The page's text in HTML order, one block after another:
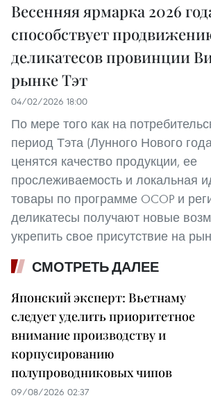
Весенняя ярмарка 2026
способствует
деликатесов провинции
рынке Тэт
04/02/2026 18:00
По мере того как на
период Тэта (Лунного Нового
ценятся качество продукции, ее
прослеживаемость и локальная
товары по программе OCOP и
деликатесы получают новые
укрепить свое присутствие на
СМОТРЕТЬ ДАЛЕЕ
Японский эксперт: Вьетнаму
следует уделить приоритетное
внимание производству и
корпусированию
полупроводниковых чипов
09/08/2026 02:37